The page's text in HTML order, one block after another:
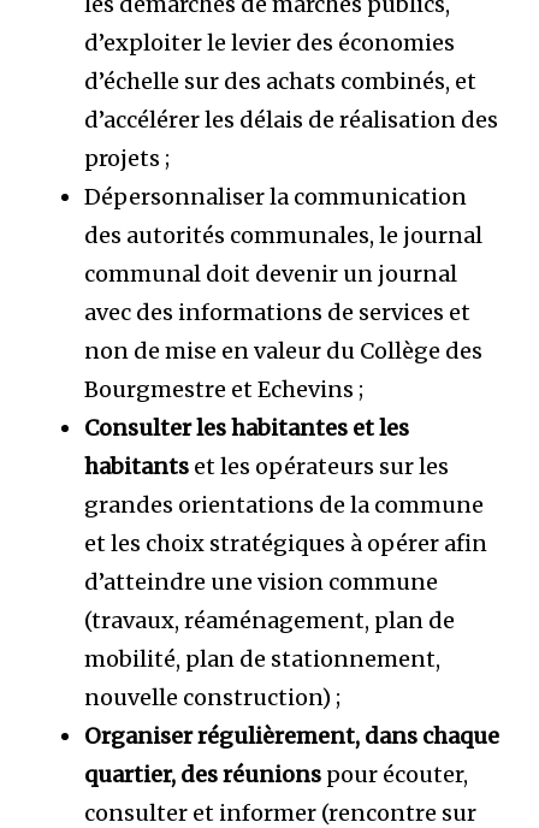
d’exploiter le levier des économies
d’échelle sur des achats combinés, et
d’accélérer les délais de réalisation des
projets ;
Dépersonnaliser la communication
des autorités communales, le journal
communal doit devenir un journal
avec des informations de services et
non de mise en valeur du Collège des
Bourgmestre et Echevins ;
Consulter les habitantes et les
habitants et les opérateurs sur les
grandes orientations de la commune
et les choix stratégiques à opérer afin
d’atteindre une vision commune
(travaux, réaménagement, plan de
mobilité, plan de stationnement,
nouvelle construction) ;
Organiser régulièrement, dans chaque
quartier, des réunions pour écouter,
consulter et informer (rencontre sur